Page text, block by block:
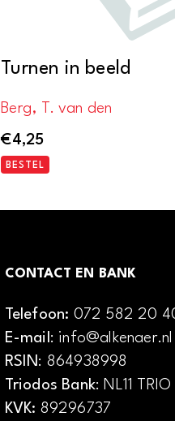
Turnen in beeld
Berg, T. van den
€4,25
BESTEL
CONTACT EN BANK
Telefoon: 072 582 20
E-mail: info@alkenaer.nl
RSIN: 864938998
Triodos Bank: NL11
KVK: 89296737